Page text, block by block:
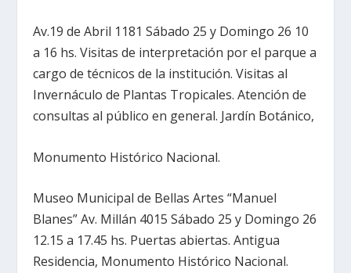
Av.19 de Abril 1181 Sábado 25 y Domingo 26 10
a 16 hs. Visitas de interpretación por el parque a
cargo de técnicos de la institución. Visitas al
Invernáculo de Plantas Tropicales. Atención de
consultas al público en general. Jardín Botánico,
Monumento Histórico Nacional.
Museo Municipal de Bellas Artes “Manuel
Blanes” Av. Millán 4015 Sábado 25 y Domingo 26
12.15 a 17.45 hs. Puertas abiertas. Antigua
Residencia, Monumento Histórico Nacional.